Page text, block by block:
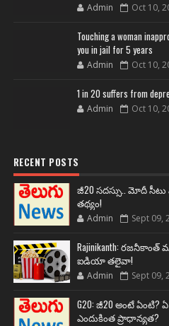
Admin Oct 10,
Touching a woman
you in jail for 5 years
Admin Oct 10,
1 in 20 suffers from
Admin Oct 10,
RECENT POSTS
జీ20 సదస్సు.. మోదీ సీటు
తథ్యం!
Admin Sept 09,
Rajinikanth:
ఐడియా తలైవా!
Admin Sept 09,
G20: జీ20 అంటే ఏంటి?
ఎందుకింత ప్రాధాన్యత?